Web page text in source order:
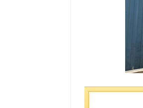
酒店拆除